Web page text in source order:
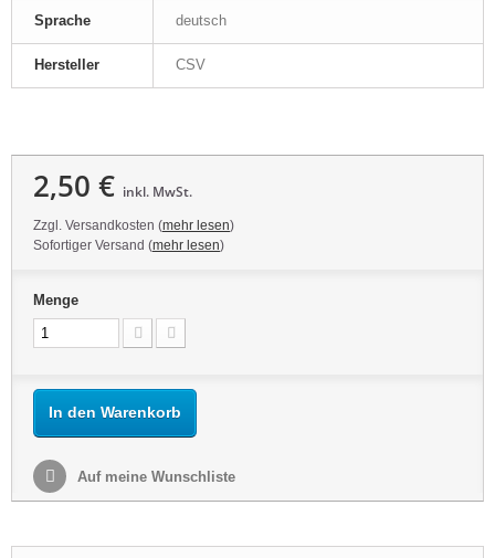
Sprache deutsch
Hersteller CSV
2,50 € inkl. MwSt.
Zzgl. Versandkosten (mehr lesen)
Sofortiger Versand (mehr lesen)
Menge
In den Warenkorb
Auf meine Wunschliste